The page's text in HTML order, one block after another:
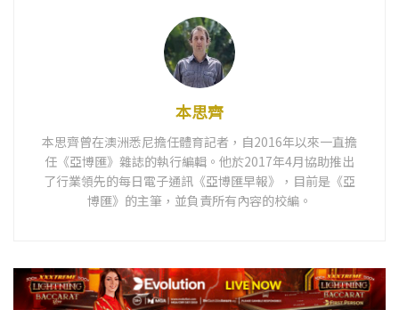
本思齊
本思齊曾在澳洲悉尼擔任體育記者，自2016年以來一直擔
任《亞博匯》雜誌的執行編輯。他於2017年4月協助推出
了行業領先的每日電子通訊《亞博匯早報》，目前是《亞
博匯》的主筆，並負責所有內容的校編。